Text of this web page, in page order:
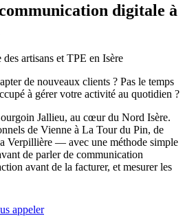
digitale à
artisans et TPE en Isère
de nouveaux clients ? Pas le temps
à gérer votre activité au quotidien ?
Jallieu, au cœur du Nord Isère.
de Vienne à La Tour du Pin, de
Verpillière — avec une méthode simple
de parler de communication
avant de la facturer, et mesurer les
appeler